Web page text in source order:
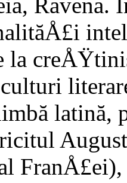
Ravena.
la
latină,
FranÅ£ei),